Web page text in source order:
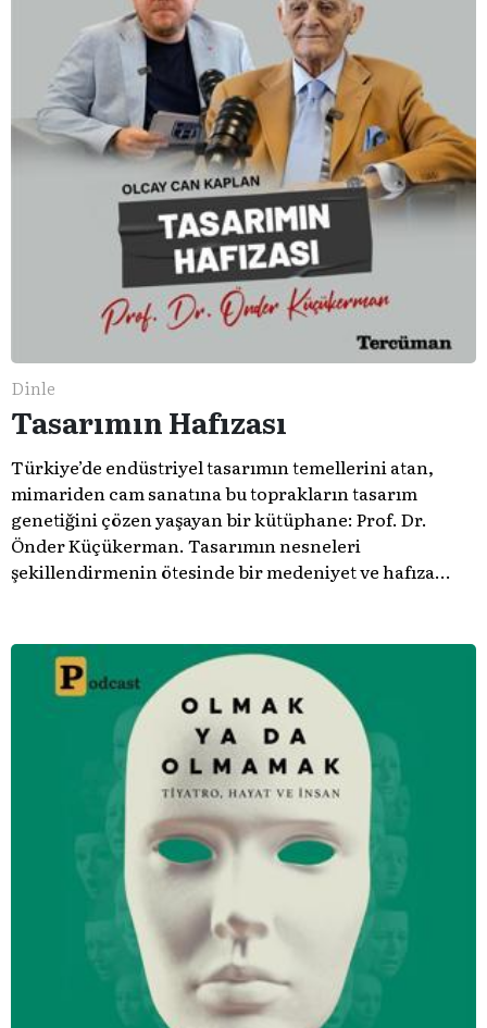
Dinle
Tasarımın Hafızası
Türkiye’de endüstriyel tasarımın temellerini atan,
mimariden cam sanatına bu toprakların tasarım
genetiğini çözen yaşayan bir kütüphane: Prof. Dr.
Önder Küçükerman. ​Tasarımın nesneleri
şekillendirmenin ötesinde bir medeniyet ve hafıza